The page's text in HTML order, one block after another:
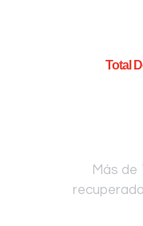
Total
Más de